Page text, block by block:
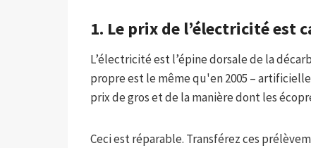
1. Le prix de l’électricité est
L’électricité est l’épine dorsale de la
propre est le même qu'en 2005 –
prix de gros et de la manière dont les
Ceci est réparable. Transférez ces